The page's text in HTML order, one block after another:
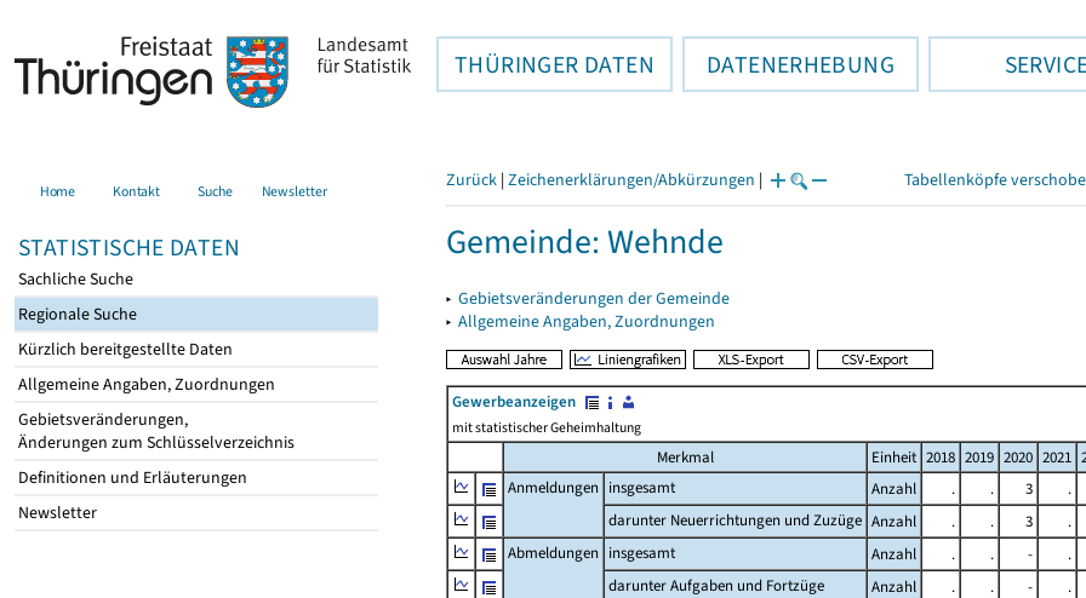
THÜRINGER DATEN DATENERHEBUNG
Home Kontakt Suche Newsletter
STATISTISCHE DATEN
Sachliche Suche
Regionale Suche
Kürzlich bereitgestellte Daten
Allgemeine Angaben, Zuordnungen
Gebietsveränderungen,
Änderungen zum Schlüsselverzeichnis
Definitionen und Erläuterungen
Newsletter
Zurück | Zeichenerklärungen/Abkürzungen | Tabellenköpfe
Gemeinde: Wehnde
▸ Gebietsveränderungen der Gemeinde
▸ Allgemeine Angaben, Zuordnungen
Gewerbeanzeigen
mit statistischer Geheimhaltung
Merkmal Einheit 2018 2019 2020 2021
Anmeldungen insgesamt Anzahl . . 3 .
darunter Neuerrichtungen und Zuzüge Anzahl . . 3 .
Abmeldungen insgesamt Anzahl . . - .
darunter Aufgaben und Fortzüge
Anzahl . . - .